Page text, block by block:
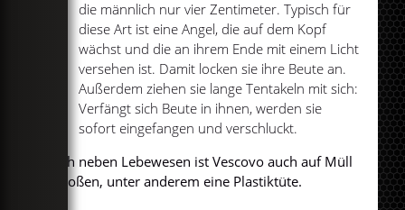
die männlich nur vier Zentimeter. Typisch für
diese Art ist eine Angel, die auf dem Kopf
wächst und die an ihrem Ende mit einem Licht
versehen ist. Damit locken sie ihre Beute an.
Außerdem ziehen sie lange Tentakeln mit sich:
Verfängt sich Beute in ihnen, werden sie
sofort eingefangen und verschluckt.
Doch neben Lebewesen ist Vescovo auch auf Müll
gestoßen, unter anderem eine Plastiktüte.